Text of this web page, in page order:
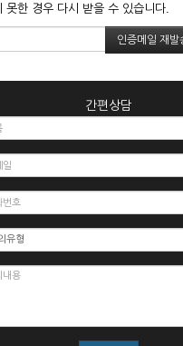
못한 경우 다시 받을 수 있습니다.
간편상담